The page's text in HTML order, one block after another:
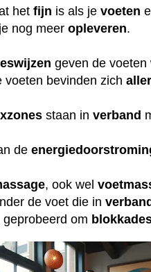
hetfijn is als jevoeten
je nog meeropleveren.
geven de voeten
voeten bevinden zich
staan inverband
de
, ook wel
de voet die inverband
om